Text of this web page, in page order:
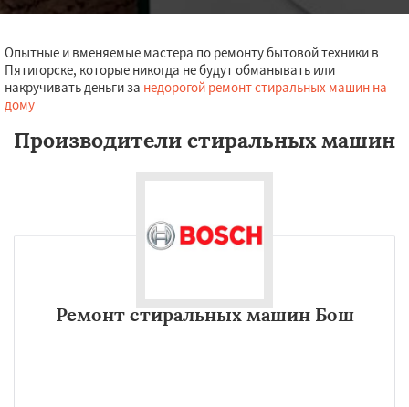
Опытные и вменяемые мастера по ремонту бытовой техники в
Пятигорске, которые никогда не будут обманывать или
накручивать деньги за недорогой ремонт стиральных машин на
дому
Производители стиральных машин
Ремонт стиральных машин Бош